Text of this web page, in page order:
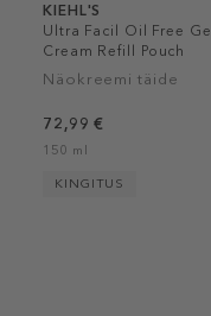
KIEHL'S
Ultra Facil Oil Free Gel
Cream Refill Pouch
Näokreemi täide
72,99 €
150 ml
KINGITUS